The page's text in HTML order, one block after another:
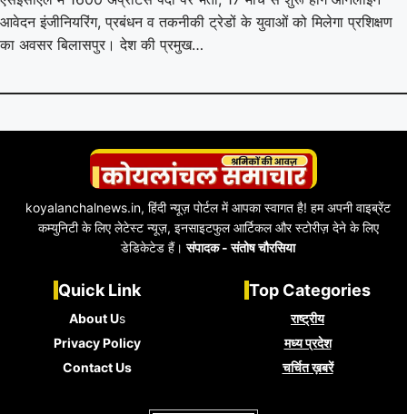
आवेदन इंजीनियरिंग, प्रबंधन व तकनीकी ट्रेडों के युवाओं को मिलेगा प्रशिक्षण
का अवसर बिलासपुर। देश की प्रमुख…
koyalanchalnews.in, हिंदी न्यूज़ पोर्टल में आपका स्वागत है! हम अपनी वाइब्रेंट
कम्युनिटी के लिए लेटेस्ट न्यूज़, इनसाइटफुल आर्टिकल और स्टोरीज़ देने के लिए
डेडिकेटेड हैं।संपादक - संतोष चौरसिया
Quick Link
About Us
Privacy Policy
Contact Us
Top Categories
राष्ट्रीय
मध्य प्रदेश
चर्चित ख़बरें